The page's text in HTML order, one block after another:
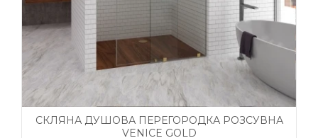
СКЛЯНА ДУШОВА ПЕРЕГОРОДКА РОЗСУВНА
VENICE GOLD